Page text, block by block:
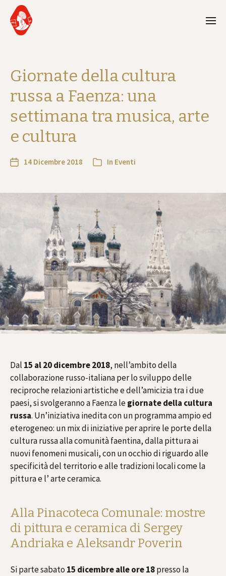
Giornate della cultura
russa a Faenza: una
settimana tra musica, arte
e cultura
14 Dicembre 2018 In Eventi
Dal 15 al 20 dicembre 2018, nell’ambito della
collaborazione russo-italiana per lo sviluppo delle
reciproche relazioni artistiche e dell’amicizia tra i due
paesi, si svolgeranno a Faenza legiornate della cultura
russa. Un’iniziativa inedita con un programma ampio ed
eterogeneo: un mix di iniziative per aprire le porte della
cultura russa alla comunità faentina, dalla pittura ai
nuovi fenomeni musicali, con un occhio di riguardo alle
specificità del territorio e alle tradizioni locali come la
pittura e l’ arte ceramica.
Alla Pinacoteca Comunale: mostre
di pittura e ceramica di Sergey
Andriaka e Aleksandr Poverin
Si parte sabato 15 dicembre alle ore 18presso la